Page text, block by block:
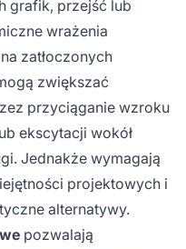
grafik, przejść lub
wrażenia
zatłoczonych
zwiększać
przyciąganie wzroku
ekscytacji wokół
Jednakże wymagają
projektowych i
alternatywy.
pozwalają